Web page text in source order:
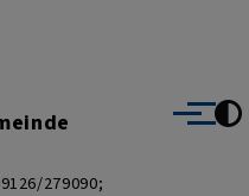
279090;
Menü